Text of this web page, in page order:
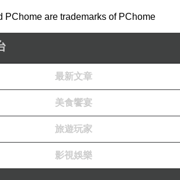
PChome are trademarks of PChome
最新文章
美食饗宴
旅遊玩家
影視娛樂